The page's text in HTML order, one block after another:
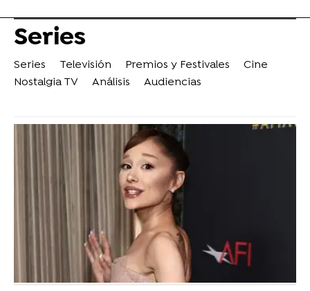
Series
Series Televisión Premios y Festivales
Cine
Nostalgia TV
Análisis Audiencias